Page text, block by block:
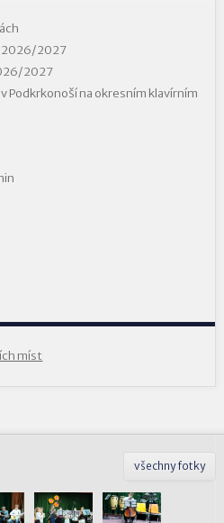
2026/2027
2027
Podkrkonoší na okresním klavírním
míst
všechny fotky